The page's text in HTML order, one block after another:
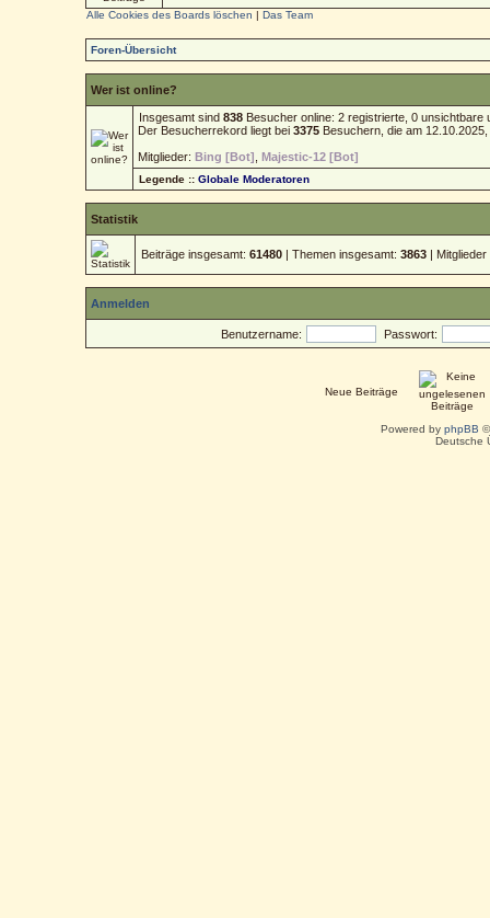
Alle Cookies des Boards löschen |Das Team
Foren-Übersicht
Wer ist online?
Insgesamt sind838 Besucher online: 2 registrierte, 0
Der Besucherrekord liegt bei3375 Besuchern, die am
Mitglieder:Bing [Bot] ,Majestic-12 [Bot]
Legende ::Globale Moderatoren
Statistik
Beiträge insgesamt:61480 | Themen insgesamt:3863 |
Anmelden
Benutzername: Passwort:
Neue Beiträge
Powered by phpBB
Deutsche